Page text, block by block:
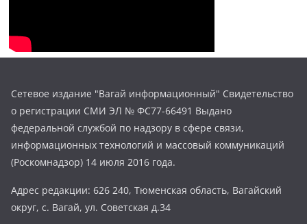
Сетевое издание "Вагай информационный" Свидетельство
о регистрации СМИ ЭЛ № ФС77-66491 Выдано
федеральной службой по надзору в сфере связи,
информационных технологий и массовый коммуникаций
(Роскомнадзор) 14 июля 2016 года.
Адрес редакции: 626 240, Тюменская область, Вагайский
округ, с. Вагай, ул. Советская д.34